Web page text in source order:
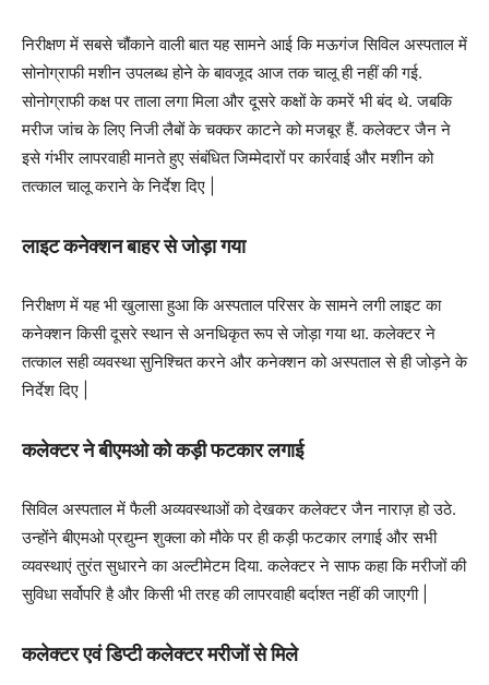
निरीक्षण में सबसे चौंकाने वाली बात यह सामने आई कि मऊगंज सिविल अस्पताल में
सोनोग्राफी मशीन उपलब्ध होने के बावजूद आज तक चालू ही नहीं की गई.
सोनोग्राफी कक्ष पर ताला लगा मिला और दूसरे कक्षों के कमरें भी बंद थे. जबकि
मरीज जांच के लिए निजी लैबों के चक्कर काटने को मजबूर हैं. कलेक्टर जैन ने
इसे गंभीर लापरवाही मानते हुए संबंधित जिम्मेदारों पर कार्रवाई और मशीन को
तत्काल चालू कराने के निर्देश दिए |
लाइट कनेक्शन बाहर से जोड़ा गया
निरीक्षण में यह भी खुलासा हुआ कि अस्पताल परिसर के सामने लगी लाइट का
कनेक्शन किसी दूसरे स्थान से अनधिकृत रूप से जोड़ा गया था. कलेक्टर ने
तत्काल सही व्यवस्था सुनिश्चित करने और कनेक्शन को अस्पताल से ही जोड़ने के
निर्देश दिए |
कलेक्टर ने बीएमओ को कड़ी फटकार लगाई
सिविल अस्पताल में फैली अव्यवस्थाओं को देखकर कलेक्टर जैन नाराज़ हो उठे.
उन्होंने बीएमओ प्रद्युम्न शुक्ला को मौके पर ही कड़ी फटकार लगाई और सभी
व्यवस्थाएं तुरंत सुधारने का अल्टीमेटम दिया. कलेक्टर ने साफ कहा कि मरीजों की
सुविधा सर्वोपरि है और किसी भी तरह की लापरवाही बर्दाश्त नहीं की जाएगी |
कलेक्टर एवं डिप्टी कलेक्टर मरीजों से मिले